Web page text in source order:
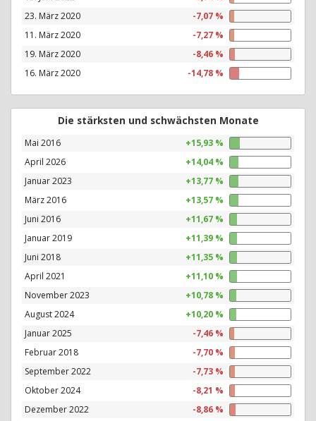
23. März 2020
-7,07 %
11. März 2020
-7,27 %
19. März 2020
-8,46 %
16. März 2020
-14,78 %
Die stärksten und schwächsten Monate
Mai 2016
+15,93 %
April 2026
+14,04 %
Januar 2023
+13,77 %
März 2016
+13,57 %
Juni 2016
+11,67 %
Januar 2019
+11,39 %
Juni 2018
+11,35 %
April 2021
+11,10 %
November 2023
+10,78 %
August 2024
+10,20 %
Januar 2025
-7,46 %
Februar 2018
-7,70 %
September 2022
-7,73 %
Oktober 2024
-8,21 %
Dezember 2022
-8,86 %